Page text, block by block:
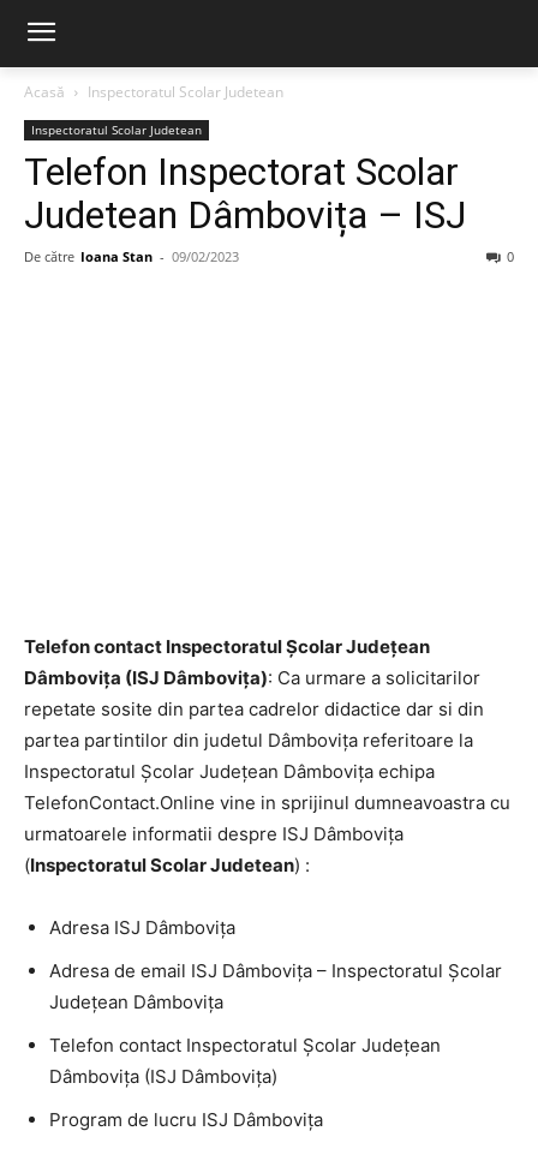
Acasă Inspectoratul Scolar Judetean
Inspectoratul Scolar Judetean
Telefon Inspectorat Scolar
Judetean Dâmbovița – ISJ
De către Ioana Stan - 09/02/2023 0
Telefon contact Inspectoratul Școlar Județean
Dâmbovița (ISJ Dâmbovița): Ca urmare a solicitarilor
repetate sosite din partea cadrelor didactice dar si din
partea partintilor din judetul Dâmbovița referitoare la
Inspectoratul Școlar Județean Dâmbovița echipa
TelefonContact.Online vine in sprijinul dumneavoastra cu
urmatoarele informatii despre ISJ Dâmbovița
(Inspectoratul Scolar Judetean) :
Adresa ISJ Dâmbovița
Adresa de email ISJ Dâmbovița – Inspectoratul Școlar
Județean Dâmbovița
Telefon contact Inspectoratul Școlar Județean
Dâmbovița (ISJ Dâmbovița)
Program de lucru ISJ Dâmbovița